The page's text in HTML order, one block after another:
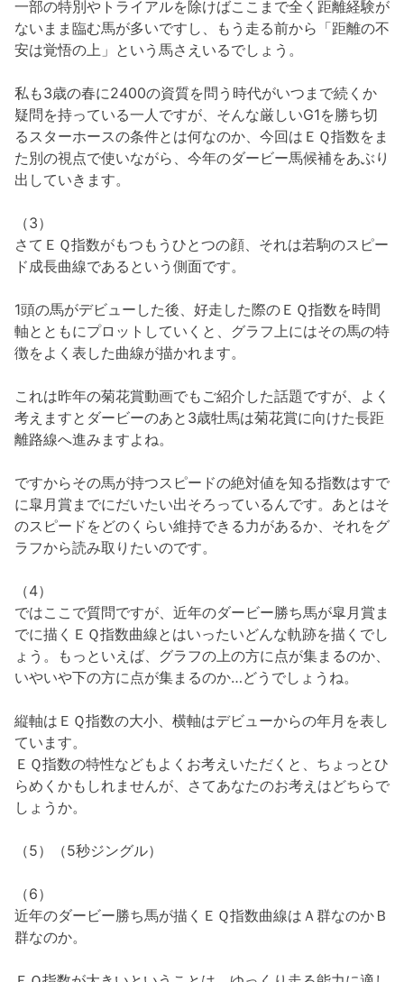
一部の特別やトライアルを除けばここまで全く距離経験が
ないまま臨む馬が多いですし、もう走る前から「距離の不
安は覚悟の上」という馬さえいるでしょう。
私も3歳の春に2400の資質を問う時代がいつまで続くか
疑問を持っている一人ですが、そんな厳しいG1を勝ち切
るスターホースの条件とは何なのか、今回はＥＱ指数をま
た別の視点で使いながら、今年のダービー馬候補をあぶり
出していきます。
（3）
さてＥＱ指数がもつもうひとつの顔、それは若駒のスピー
ド成長曲線であるという側面です。
1頭の馬がデビューした後、好走した際のＥＱ指数を時間
軸とともにプロットしていくと、グラフ上にはその馬の特
徴をよく表した曲線が描かれます。
これは昨年の菊花賞動画でもご紹介した話題ですが、よく
考えますとダービーのあと3歳牡馬は菊花賞に向けた長距
離路線へ進みますよね。
ですからその馬が持つスピードの絶対値を知る指数はすで
に皐月賞までにだいたい出そろっているんです。あとはそ
のスピードをどのくらい維持できる力があるか、それをグ
ラフから読み取りたいのです。
（4）
ではここで質問ですが、近年のダービー勝ち馬が皐月賞ま
でに描くＥＱ指数曲線とはいったいどんな軌跡を描くでし
ょう。もっといえば、グラフの上の方に点が集まるのか、
いやいや下の方に点が集まるのか…どうでしょうね。
縦軸はＥＱ指数の大小、横軸はデビューからの年月を表し
ています。
ＥＱ指数の特性などもよくお考えいただくと、ちょっとひ
らめくかもしれませんが、さてあなたのお考えはどちらで
しょうか。
（5）（5秒ジングル）
（6）
近年のダービー勝ち馬が描くＥＱ指数曲線はＡ群なのかＢ
群なのか。